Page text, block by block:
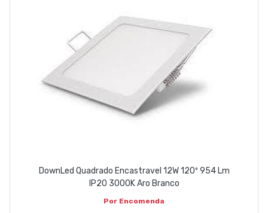
DownLed Quadrado Encastravel 12W 120º 954 Lm
IP20 3000K Aro Branco
Por Encomenda